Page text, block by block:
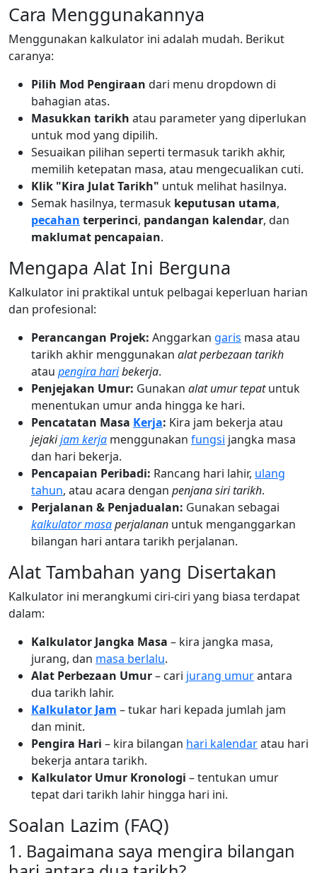
Cara Menggunakannya
Menggunakan kalkulator ini adalah mudah. Berikut
caranya:
Pilih Mod Pengiraan dari menu dropdown di
bahagian atas.
Masukkan tarikh atau parameter yang diperlukan
untuk mod yang dipilih.
Sesuaikan pilihan seperti termasuk tarikh akhir,
memilih ketepatan masa, atau mengecualikan cuti.
Klik "Kira Julat Tarikh" untuk melihat hasilnya.
Semak hasilnya, termasuk keputusan utama,
pecahan terperinci, pandangan kalendar, dan
maklumat pencapaian.
Mengapa Alat Ini Berguna
Kalkulator ini praktikal untuk pelbagai keperluan harian
dan profesional:
Perancangan Projek: Anggarkan garis masa atau
tarikh akhir menggunakan alat perbezaan tarikh
atau pengira haribekerja.
Penjejakan Umur: Gunakan alat umur tepatuntuk
menentukan umur anda hingga ke hari.
Pencatatan Masa Kerja: Kira jam bekerja atau
jejakijam kerja menggunakan fungsi jangka masa
dan hari bekerja.
Pencapaian Peribadi: Rancang hari lahir, ulang
tahun, atau acara dengan penjana siri tarikh.
Perjalanan & Penjadualan: Gunakan sebagai
kalkulator masaperjalanan untuk menganggarkan
bilangan hari antara tarikh perjalanan.
Alat Tambahan yang Disertakan
Kalkulator ini merangkumi ciri-ciri yang biasa terdapat
dalam:
Kalkulator Jangka Masa – kira jangka masa,
jurang, dan masa berlalu.
Alat Perbezaan Umur– cari jurang umurantara
dua tarikh lahir.
Kalkulator Jam – tukar hari kepada jumlah jam
dan minit.
Pengira Hari – kira bilangan hari kalendaratau hari
bekerja antara tarikh.
Kalkulator Umur Kronologi – tentukan umur
tepat dari tarikh lahir hingga hari ini.
Soalan Lazim (FAQ)
1. Bagaimana saya mengira bilangan